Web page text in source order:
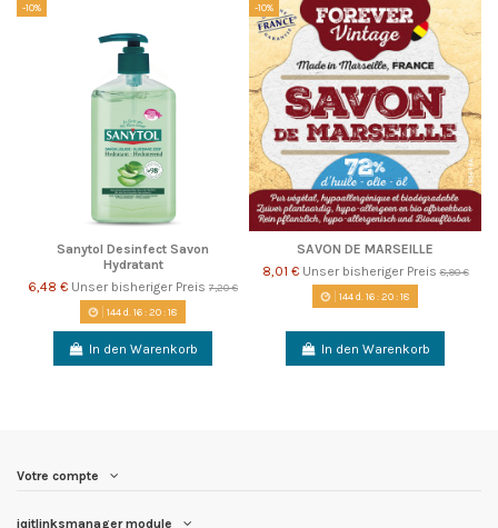
-10%
Sanytol Desinfect Savon
Hydratant
6,48 € Unser bisheriger Preis 7,20 €
144d. 16:20:18
In den Warenkorb
-10%
SAVON DE MARSEILLE
8,01 € Unser bisheriger Preis8,90 €
144d. 16:20:18
In den Warenkorb
Votre compte
iqitlinksmanager module